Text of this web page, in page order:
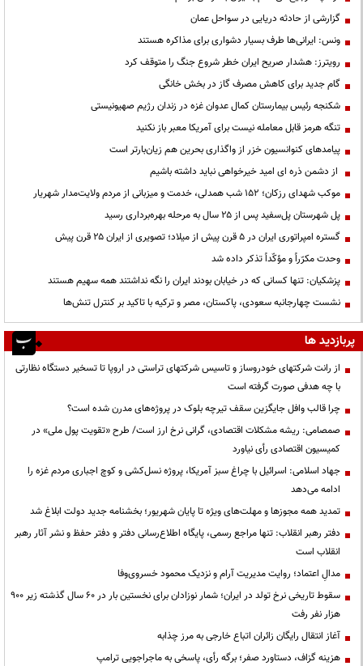
گزارشی از حادثه دریایی در سواحل عمان
ونس: ایرانی‌ها طرف بسیار دشواری برای مذاکره هستند
رویترز: هشدار صریح ایران خطر شروع جنگ را متوقف کرد
گام جدید برای کاهش مصرف گاز در بخش خانگی
شکنجه رئیس بیمارستان کمال عدوان غزه در زندان رژیم صهیونیستی
تنگه هرمز قابل معامله نیست برای آمریکا معبر باز نکنید
پیامدهای کنوانسیون خزر از واگذاری بحرین هم زیان‌بارتر است
از دشمن ذره ای امید خیرخواهی نباید داشته باشیم
موکب شهدای رزکان؛ ۱۵۲ شب همدلی، خدمت و میزبانی از مردم ولایت‌مدار شهریار
پل شهرستان پل‌سفید پس از ۲۵ سال به مرحله بهره‌برداری رسید
گستره امپراتوری ایران در ۵ قرن پیش از میلاد؛ تصویری از ایران ۲۵ قرن پیش
وحدت مکرّراً و مؤکّداً تذکر داده شد
پزشکیان: تنها کسانی که در خیابان بودند ایران را نگه نداشتند همه سهیم هستند
نشست چهارجانبه سعودی، پاکستان، مصر و ترکیه با تاکید بر کنترل تنش‌ها
پربازدید ها
از رانت‌ شرکتهای خودروساز و تاسیس شرکتهای تراستی در اروپا تا تسخیر دستگاه نظارتی
با چه هدفی صورت گرفته است
چرا قالب وافل جایگزین سقف تیرچه بلوک در پروژه‌های مدرن شده است؟
صمصامی: ریشه مشکلات اقتصادی، گرانی نرخ ارز است/ طرح «تقویت پول ملی» در
کمیسیون اقتصادی رأی نیاورد
جهاد اسلامی: اسرائیل با چراغ سبز آمریکا، پروژه نسل‌کشی و کوچ اجباری مردم غزه را
ادامه می‌دهد
تمدید همه مجوزها و مهلت‌های ویژه تا پایان شهریور؛ بخشنامه جدید دولت ابلاغ شد
دفتر رهبر انقلاب: تنها مراجع رسمی، پایگاه اطلاع‌رسانی دفتر و دفتر حفظ و نشر آثار رهبر
انقلاب است
مدالِ اعتماد؛ روایت مدیریت آرام و نزدیک محمود خسروی‌وفا
سقوط تاریخی نرخ تولد در ایران؛ شمار نوزادان برای نخستین بار در ۶۰ سال گذشته زیر ۹۰۰
هزار نفر رفت
آغاز انتقال رایگان زائران اتباع خارجی به مرز چذابه
هزینه گزاف، دستاورد صفر؛ برگه رأی، پاسخی به ماجراجویی ترامپ